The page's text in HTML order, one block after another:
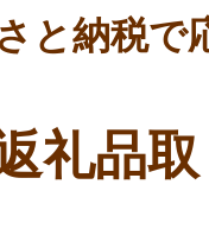
と納税で
礼品